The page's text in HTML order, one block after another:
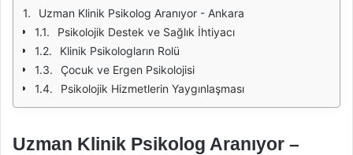
Uzman Klinik Psikolog Aranıyor - Ankara
Psikolojik Destek ve Sağlık İhtiyacı
Klinik Psikologların Rolü
Çocuk ve Ergen Psikolojisi
Psikolojik Hizmetlerin Yaygınlaşması
Uzman Klinik Psikolog Aranıyor –